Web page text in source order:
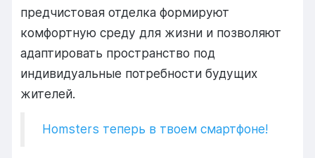
предчистовая отделка формируют
комфортную среду для жизни и позволяют
адаптировать пространство под
индивидуальные потребности будущих
жителей.
Homsters теперь в твоем смартфоне!